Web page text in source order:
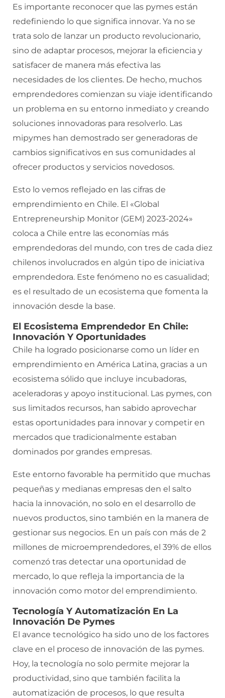
Es importante reconocer que las pymes están
redefiniendo lo que significa innovar. Ya no se
trata solo de lanzar un producto revolucionario,
sino de adaptar procesos, mejorar la eficiencia y
satisfacer de manera más efectiva las
necesidades de los clientes. De hecho, muchos
emprendedores comienzan su viaje identificando
un problema en su entorno inmediato y creando
soluciones innovadoras para resolverlo. Las
mipymes han demostrado ser generadoras de
cambios significativos en sus comunidades al
ofrecer productos y servicios novedosos.
Esto lo vemos reflejado en las cifras de
emprendimiento en Chile. El «Global
Entrepreneurship Monitor (GEM) 2023-2024»
coloca a Chile entre las economías más
emprendedoras del mundo, con tres de cada diez
chilenos involucrados en algún tipo de iniciativa
emprendedora. Este fenómeno no es casualidad;
es el resultado de un ecosistema que fomenta la
innovación desde la base.
El Ecosistema Emprendedor En Chile:
Innovación Y Oportunidades
Chile ha logrado posicionarse como un líder en
emprendimiento en América Latina, gracias a un
ecosistema sólido que incluye incubadoras,
aceleradoras y apoyo institucional. Las pymes, con
sus limitados recursos, han sabido aprovechar
estas oportunidades para innovar y competir en
mercados que tradicionalmente estaban
dominados por grandes empresas.
Este entorno favorable ha permitido que muchas
pequeñas y medianas empresas den el salto
hacia la innovación, no solo en el desarrollo de
nuevos productos, sino también en la manera de
gestionar sus negocios. En un país con más de 2
millones de microemprendedores, el 39% de ellos
comenzó tras detectar una oportunidad de
mercado, lo que refleja la importancia de la
innovación como motor del emprendimiento.
Tecnología Y Automatización En La
Innovación De Pymes
El avance tecnológico ha sido uno de los factores
clave en el proceso de innovación de las pymes.
Hoy, la tecnología no solo permite mejorar la
productividad, sino que también facilita la
automatización de procesos, lo que resulta